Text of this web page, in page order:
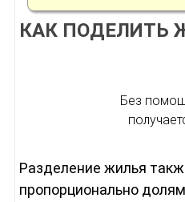
КАК ПОДЕЛИТЬ
Без
Разделение жилья
пропорционально